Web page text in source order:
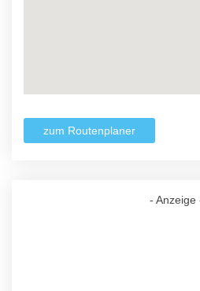
zum Routenplaner
- Anzeige